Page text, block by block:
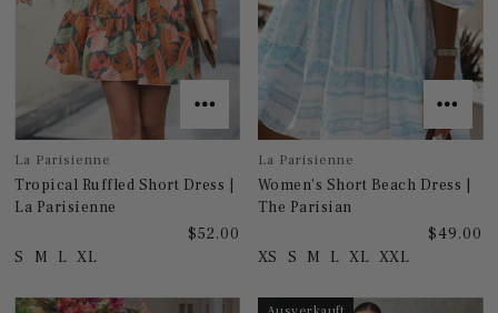
La Parisienne
Tropical Ruffled Short Dress |
La Parisienne
$52.00
S
M L XL
La Parisienne
Women's Short Beach Dress |
The Parisian
$49.00
XS
S M L XL XXL